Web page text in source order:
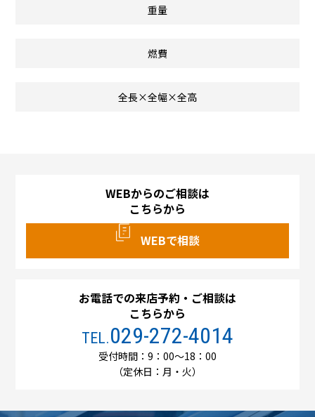
重量
燃費
全長×全幅×全高
WEBからのご相談は
こちらから
WEBで相談
お電話での来店予約・ご相談は
こちらから
TEL.029-272-4014
受付時間：9：00～18：00
（定休日：月・火）